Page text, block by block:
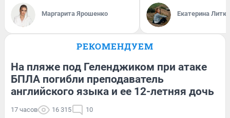
Маргарита Ярошенко Екатерина
РЕКОМЕНДУЕМ
На пляже под Геленджиком при атаке
БПЛА погибли преподаватель
английского языка и ее 12-летняя дочь
17 часов 16 315 10